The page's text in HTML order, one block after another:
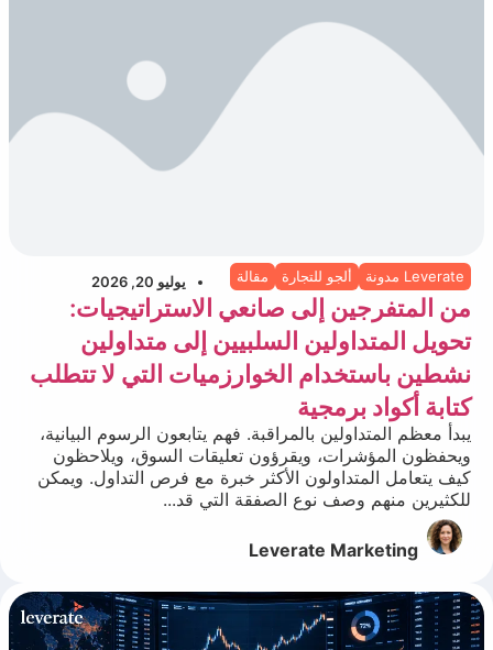
Leverate مدونة ألجو للتجارة مقالة يوليو 20, 2026
من المتفرجين إلى صانعي الاستراتيجيات:
تحويل المتداولين السلبيين إلى متداولين
نشطين باستخدام الخوارزميات التي لا تتطلب
كتابة أكواد برمجية
يبدأ معظم المتداولين بالمراقبة. فهم يتابعون الرسوم البيانية،
ويحفظون المؤشرات، ويقرؤون تعليقات السوق، ويلاحظون
كيف يتعامل المتداولون الأكثر خبرة مع فرص التداول. ويمكن
للكثيرين منهم وصف نوع الصفقة التي قد...
Leverate Marketing